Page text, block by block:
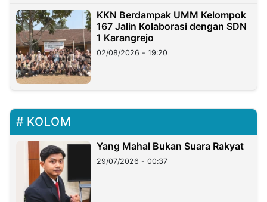
KKN Berdampak UMM Kelompok
167 Jalin Kolaborasi dengan SDN
1 Karangrejo
02/08/2026 - 19:20
KOLOM
Yang Mahal Bukan Suara Rakyat
29/07/2026 - 00:37